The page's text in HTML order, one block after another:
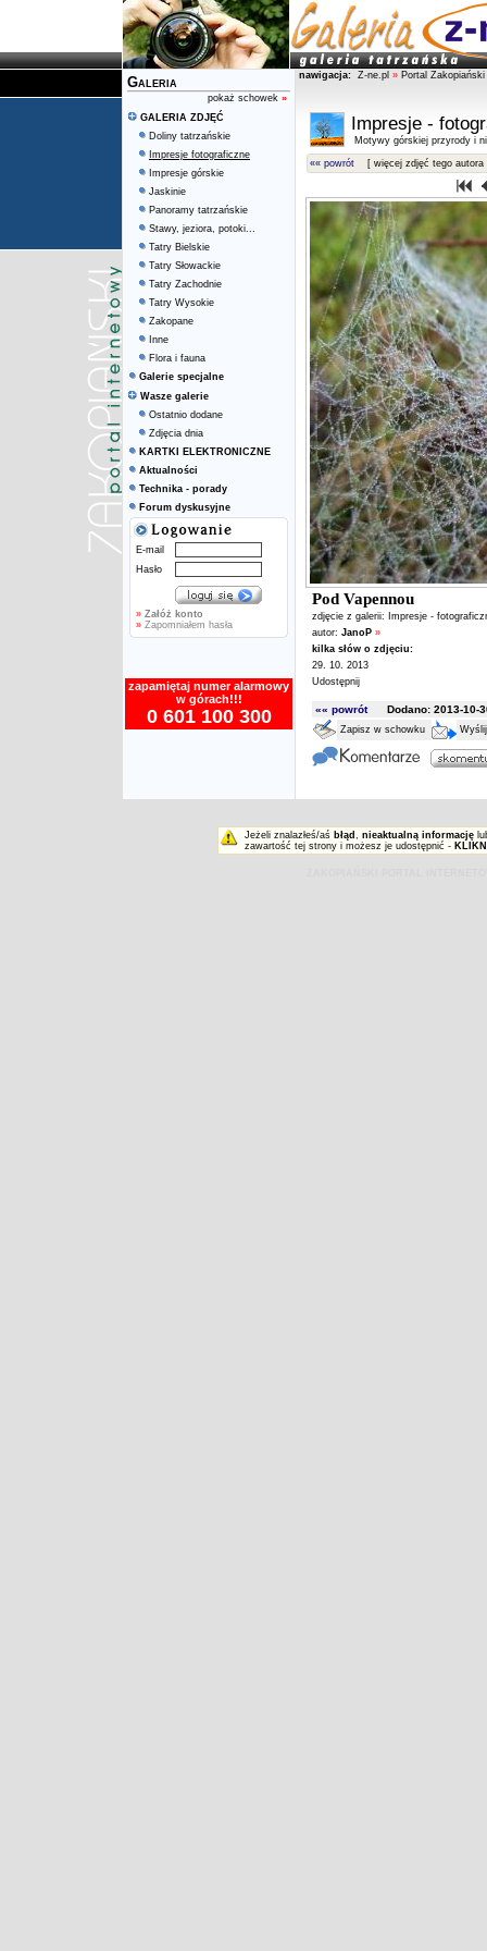
Galeria
pokaż schowek »
GALERIA ZDJĘĆ
Doliny tatrzańskie
Impresje fotograficzne
Impresje górskie
Jaskinie
Panoramy tatrzańskie
Stawy, jeziora, potoki...
Tatry Bielskie
Tatry Słowackie
Tatry Zachodnie
Tatry Wysokie
Zakopane
Inne
Flora i fauna
Galerie specjalne
Wasze galerie
Ostatnio dodane
Zdjęcia dnia
KARTKI ELEKTRONICZNE
Aktualności
Technika - porady
Forum dyskusyjne
E-mail
Hasło
» Załóż konto
» Zapomniałem hasła
zapamiętaj numer alarmowy
w górach!!!
0 601 100 300
nawigacja: Z-ne.pl » Portal Zakopiański
Impresje -
Motywy górskiej przyrody i
«« powrót [ więcej zdjęć tego autora
Pod Vapennou
zdjęcie z galerii:
Impresje -
autor: JanoP »
kilka słów o zdjęciu:
29. 10. 2013
Udostępnij
«« powrótDodano: 2013-10-
Zapisz w schowku
Jeżeli znalazłeś/aś błąd , nieaktualną informację
zawartość tej strony i możesz je udostępnić -